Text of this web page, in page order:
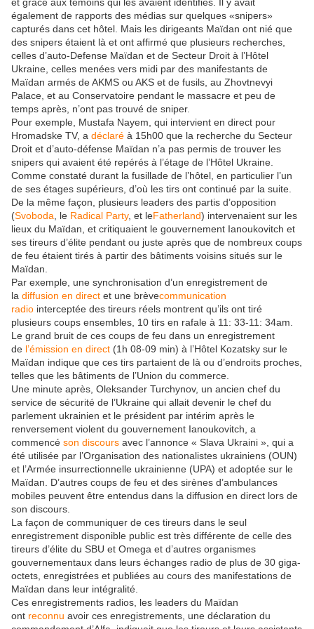
également de rapports des médias sur quelques «snipers»
capturés dans cet hôtel. Mais les dirigeants Maïdan ont nié que
des snipers étaient là et ont affirmé que plusieurs recherches,
celles d’auto-Defense Maïdan et de Secteur Droit à l’Hôtel
Ukraine, celles menées vers midi par des manifestants de
Maïdan armés de AKMS ou AKS et de fusils, au Zhovtnevyi
Palace, et au Conservatoire pendant le massacre et peu de
temps après, n’ont pas trouvé de sniper.
Pour exemple, Mustafa Nayem, qui intervient en direct pour
Hromadske TV, a déclaré à 15h00 que la recherche du Secteur
Droit et d’auto-défense Maïdan n’a pas permis de trouver les
snipers qui avaient été repérés à l’étage de l’Hôtel Ukraine.
Comme constaté durant la fusillade de l’hôtel, en particulier l’un
de ses étages supérieurs, d’où les tirs ont continué par la suite.
De la même façon, plusieurs leaders des partis d’opposition
(Svoboda , le Radical Party, et leFatherland) intervenaient sur les
lieux du Maïdan, et critiquaient le gouvernement Ianoukovitch et
ses tireurs d’élite pendant ou juste après que de nombreux coups
de feu étaient tirés à partir des bâtiments voisins situés sur le
Maïdan.
Par exemple, une synchronisation d’un enregistrement de
la diffusion en direct et une brèvecommunication
radio interceptée des tireurs réels montrent qu’ils ont tiré
plusieurs coups ensembles, 10 tirs en rafale à 11: 33-11: 34am.
Le grand bruit de ces coups de feu dans un enregistrement
de l’émission en direct (1h 08-09 min) à l’Hôtel Kozatsky sur le
Maïdan indique que ces tirs partaient de là ou d’endroits proches,
telles que les bâtiments de l’Union du commerce.
Une minute après, Oleksander Turchynov, un ancien chef du
service de sécurité de l’Ukraine qui allait devenir le chef du
parlement ukrainien et le président par intérim après le
renversement violent du gouvernement Ianoukovitch, a
commencé son discours avec l’annonce « Slava Ukraini », qui a
été utilisée par l’Organisation des nationalistes ukrainiens (OUN)
et l’Armée insurrectionnelle ukrainienne (UPA) et adoptée sur le
Maïdan. D’autres coups de feu et des sirènes d’ambulances
mobiles peuvent être entendus dans la diffusion en direct lors de
son discours.
La façon de communiquer de ces tireurs dans le seul
enregistrement disponible public est très différente de celle des
tireurs d’élite du SBU et Omega et d’autres organismes
gouvernementaux dans leurs échanges radio de plus de 30 giga-
octets, enregistrées et publiées au cours des manifestations de
Maïdan dans leur intégralité.
Ces enregistrements radios, les leaders du Maïdan
ont reconnu avoir ces enregistrements, une déclaration du